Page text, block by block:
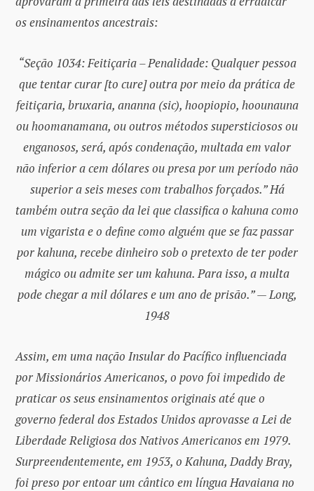
os ensinamentos ancestrais:
“Seção 1034: Feitiçaria – Penalidade: Qualquer pessoa
que tentar curar [to cure] outra por meio da prática de
feitiçaria, bruxaria, ananna (sic), hoopiopio, hoounauna
ou hoomanamana, ou outros métodos supersticiosos ou
enganosos, será, após condenação, multada em valor
não inferior a cem dólares ou presa por um período não
superior a seis meses com trabalhos forçados.” Há
também outra seção da lei que classifica o kahuna como
um vigarista e o define como alguém que se faz passar
por kahuna, recebe dinheiro sob o pretexto de ter poder
mágico ou admite ser um kahuna. Para isso, a multa
pode chegar a mil dólares e um ano de prisão.” — Long,
1948
Assim, em uma nação Insular do Pacífico influenciada
por Missionários Americanos, o povo foi impedido de
praticar os seus ensinamentos originais até que o
governo federal dos Estados Unidos aprovasse a Lei de
Liberdade Religiosa dos Nativos Americanos em 1979.
Surpreendentemente, em 1953, o Kahuna, Daddy Bray,
foi preso por entoar um cântico em língua Havaiana no